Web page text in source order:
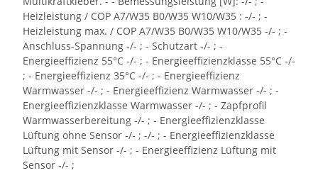
Heizleistung / COP A7/W35 B0/W35 W10/W35 : -/- ; -
Heizleistung max. / COP A7/W35 B0/W35 W10/W35 -/- ; -
Anschluss-Spannung -/- ; - Schutzart -/- ; -
Energieeffizienz 55°C -/- ; - Energieeffizienzklasse 55°C -/-
; - Energieeffizienz 35°C -/- ; - Energieeffizienz
Warmwasser -/- ; - Energieeffizienz Warmwasser -/- ; -
Energieeffizienzklasse Warmwasser -/- ; - Zapfprofil
Warmwasserbereitung -/- ; - Energieeffizienzklasse
Lüftung ohne Sensor -/- ; -/- ; - Energieeffizienzklasse
Lüftung mit Sensor -/- ; - Energieeffizienz Lüftung mit
Sensor -/- ;